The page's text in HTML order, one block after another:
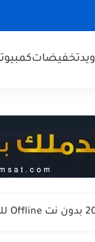
تخفيضات